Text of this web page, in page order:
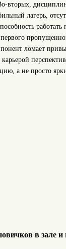
лагерь,
первого
ломает
карьерой
а не просто
в зале и